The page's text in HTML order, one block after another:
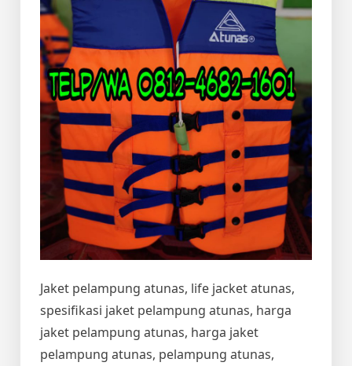
Jaket pelampung atunas, life jacket atunas,
spesifikasi jaket pelampung atunas, harga
jaket pelampung atunas, harga jaket
pelampung atunas, pelampung atunas,